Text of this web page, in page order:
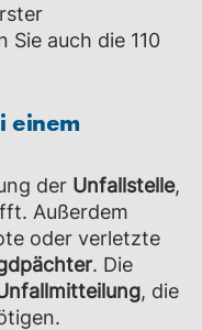
auch die 110
einem
der Unfallstelle,
Außerdem
oder verletzte
. Die
, die